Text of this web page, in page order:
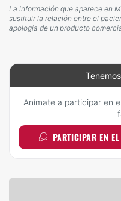
La información que aparece en
sustituir la relación entre el
apología de un producto
Anímate a participar en
PARTICIPAR EN